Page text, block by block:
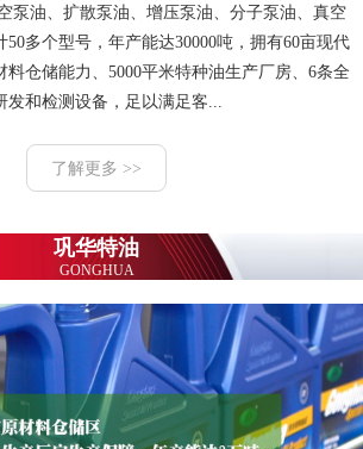
泵油、扩散泵油、增压泵油、分子泵油、真空
多个型号，年产能达30000吨，拥有60亩现代
料仓储能力、5000平米特种油生产厂房、6条全
和检测设备，足以满足客...
了解更多 >>
巩华特油
GONGHUA